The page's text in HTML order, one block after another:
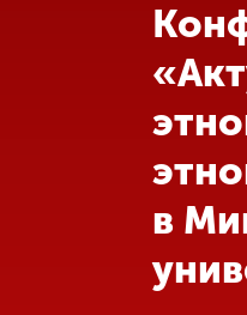
Абитуриенту
Обучение
Международная
деятельность
в